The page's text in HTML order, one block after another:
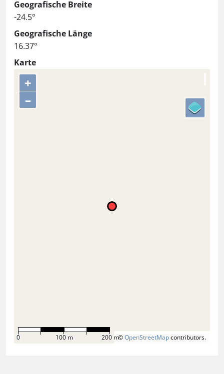
Geografische Breite
-24.5°
Geografische Länge
16.37°
Karte
+
–
©OpenStreetMapcontributors.
0 100 m 200 m